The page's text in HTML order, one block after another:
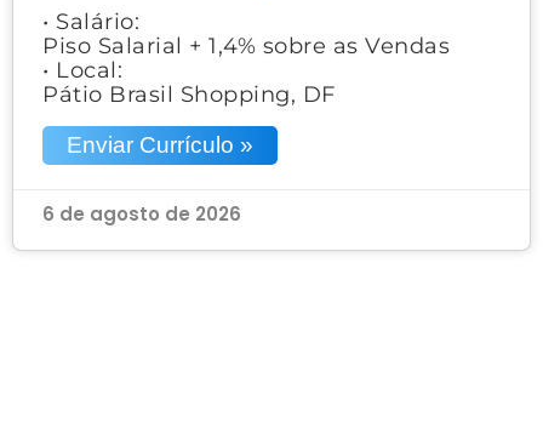
• Salário:
Piso Salarial + 1,4% sobre as Vendas
• Local:
Pátio Brasil Shopping, DF
Enviar Currículo »
6 de agosto de 2026